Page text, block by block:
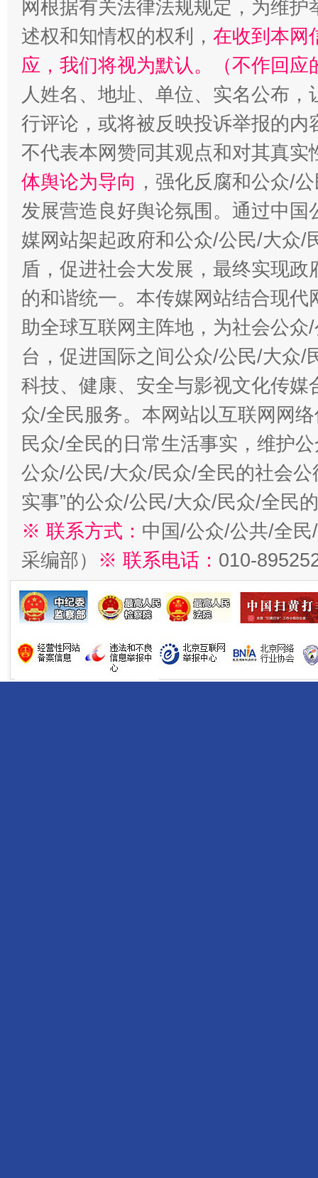
扯下公款旅游的“隐身衣” 如何以
“蜀中异人”王建安的艺术幻境
网根据有关法律法规规定，为维
述权和知情权的权利， 在收到本网
应，我们将视为默认。（不作回应
人姓名、地址、单位、实名公布
行评论，或将被反映投诉举报的
不代表本网赞同其观点和对其真实
体舆论为导向 ，强化反腐和公众/
发展营造良好舆论氛围。通过中
媒网站架起政府和公众/公民/大众/
盾，促进社会大发展，最终实现
的和谐统一。本传媒网站结合现
助全球互联网主阵地，为社会公
台，促进国际之间公众/公民/大众/
科技、健康、安全与影视文化传
众/全民服务。本网站以互联网网
民众/全民的日常生活事实，维护
公众/公民/大众/民众/全民的社会公
实事”的公众/公民/大众/民众/全民
※ 联系方式： 中国/公众/公共/全
采编部） ※ 联系电话： 010-